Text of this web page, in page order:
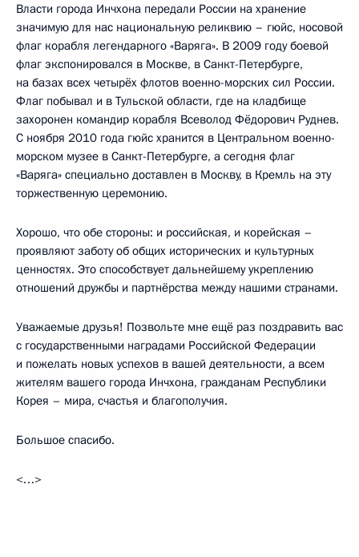
Власти города Инчхона передали России на хранение
значимую для нас национальную реликвию – гюйс, носовой
флаг корабля легендарного «Варяга». В 2009 году боевой
флаг экспонировался в Москве, в Санкт-Петербурге,
на базах всех четырёх флотов военно-морских сил России.
Флаг побывал и в Тульской области, где на кладбище
захоронен командир корабля Всеволод Фёдорович Руднев.
С ноября 2010 года гюйс хранится в Центральном военно-
морском музее в Санкт-Петербурге, а сегодня флаг
«Варяга» специально доставлен в Москву, в Кремль на эту
торжественную церемонию.
Хорошо, что обе стороны: и российская, и корейская –
проявляют заботу об общих исторических и культурных
ценностях. Это способствует дальнейшему укреплению
отношений дружбы и партнёрства между нашими странами.
Уважаемые друзья! Позвольте мне ещё раз поздравить вас
с государственными наградами Российской Федерации
и пожелать новых успехов в вашей деятельности, а всем
жителям вашего города Инчхона, гражданам Республики
Корея – мира, счастья и благополучия.
Большое спасибо.
<…>